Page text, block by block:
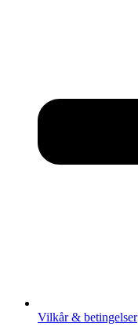
Vilkår & betingelser